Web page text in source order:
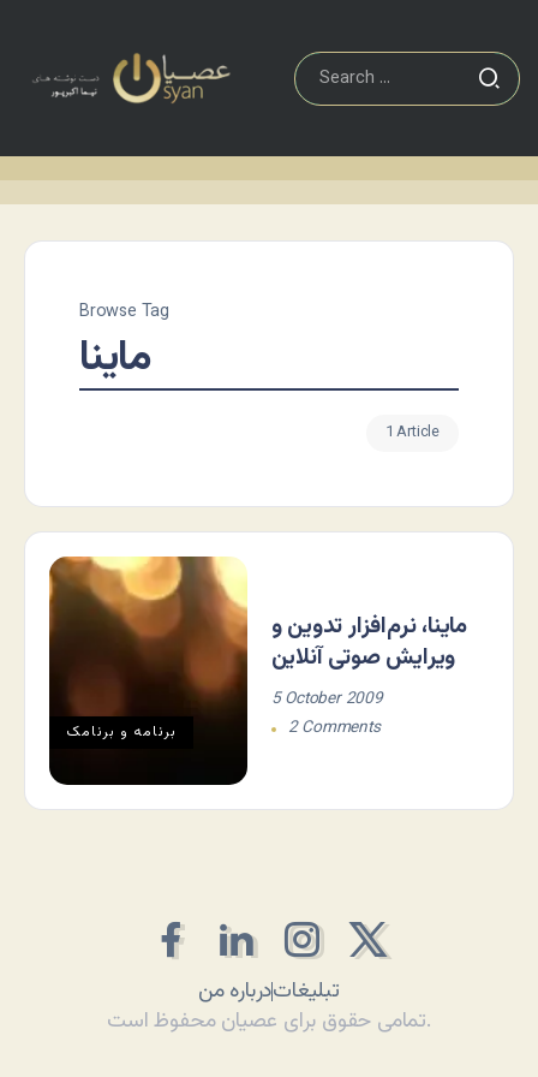
Browse Tag
ماینا
1 Article
برنامه و برنامک
ماینا، نرم‌افزار تدوین و
ویرایش صوتی آنلاین
5 October 2009
2 Comments
درباره منتبلیغات
تمامی حقوق برای عصیان محفوظ است.